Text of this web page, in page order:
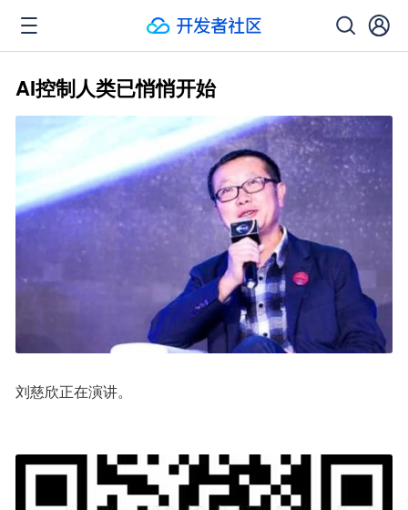
AI控制人类已悄悄开始
刘慈欣正在演讲。